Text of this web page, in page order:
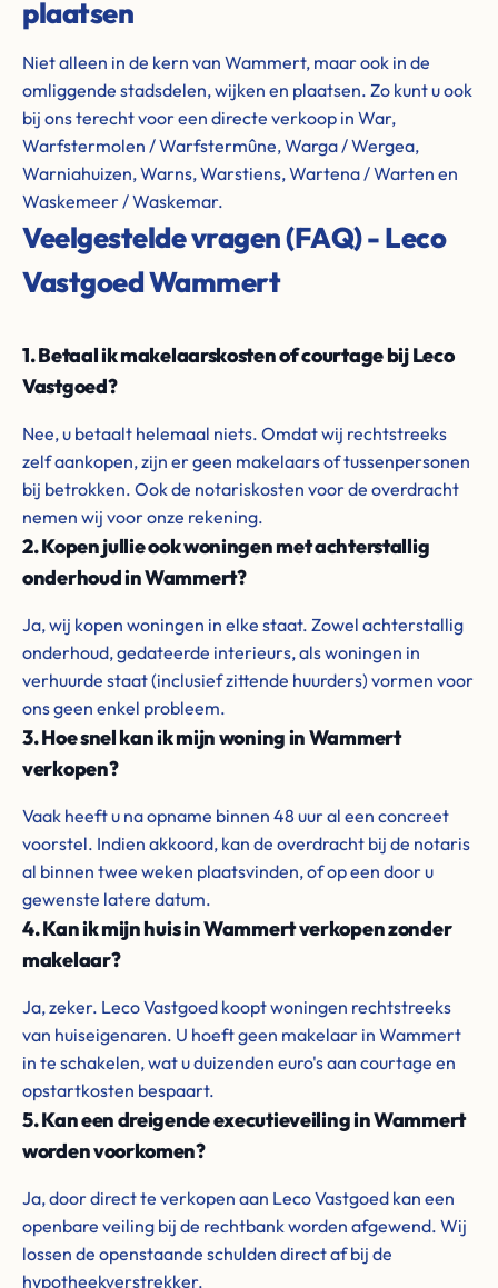
plaatsen
Niet alleen in de kern van Wammert, maar ook in de
omliggende stadsdelen, wijken en plaatsen. Zo kunt u ook
bij ons terecht voor een directe verkoop in War,
Warfstermolen / Warfstermûne, Warga / Wergea,
Warniahuizen, Warns, Warstiens, Wartena / Warten en
Waskemeer / Waskemar.
Veelgestelde vragen (FAQ) - Leco
Vastgoed Wammert
1. Betaal ik makelaarskosten of courtage bij Leco
Vastgoed?
Nee, u betaalt helemaal niets. Omdat wij rechtstreeks
zelf aankopen, zijn er geen makelaars of tussenpersonen
bij betrokken. Ook de notariskosten voor de overdracht
nemen wij voor onze rekening.
2. Kopen jullie ook woningen met achterstallig
onderhoud in Wammert?
Ja, wij kopen woningen in elke staat. Zowel achterstallig
onderhoud, gedateerde interieurs, als woningen in
verhuurde staat (inclusief zittende huurders) vormen voor
ons geen enkel probleem.
3. Hoe snel kan ik mijn woning in Wammert
verkopen?
Vaak heeft u na opname binnen 48 uur al een concreet
voorstel. Indien akkoord, kan de overdracht bij de notaris
al binnen twee weken plaatsvinden, of op een door u
gewenste latere datum.
4. Kan ik mijn huis in Wammert verkopen zonder
makelaar?
Ja, zeker. Leco Vastgoed koopt woningen rechtstreeks
van huiseigenaren. U hoeft geen makelaar in Wammert
in te schakelen, wat u duizenden euro's aan courtage en
opstartkosten bespaart.
5. Kan een dreigende executieveiling in Wammert
worden voorkomen?
Ja, door direct te verkopen aan Leco Vastgoed kan een
openbare veiling bij de rechtbank worden afgewend. Wij
lossen de openstaande schulden direct af bij de
hypotheekverstrekker.